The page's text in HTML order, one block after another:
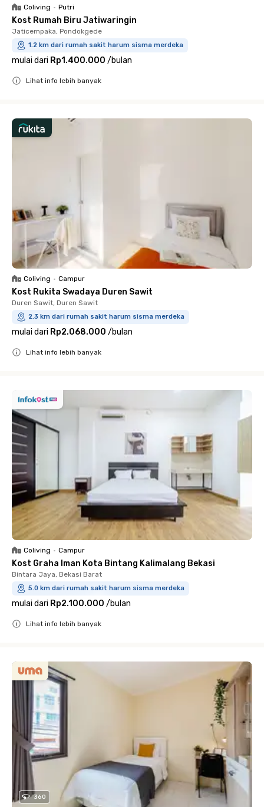
Coliving • Putri
Kost Rumah Biru Jatiwaringin
Jaticempaka, Pondokgede
1.2 km dari rumah sakit harum sisma merdeka
mulai dari Rp1.400.000 /bulan
Lihat info lebih banyak
Coliving • Campur
Kost Rukita Swadaya Duren Sawit
Duren Sawit, Duren Sawit
2.3 km dari rumah sakit harum sisma merdeka
mulai dari Rp2.068.000 /bulan
Lihat info lebih banyak
Coliving • Campur
Kost Graha Iman Kota Bintang Kalimalang Bekasi
Bintara Jaya, Bekasi Barat
5.0 km dari rumah sakit harum sisma merdeka
mulai dari Rp2.100.000 /bulan
Lihat info lebih banyak
360